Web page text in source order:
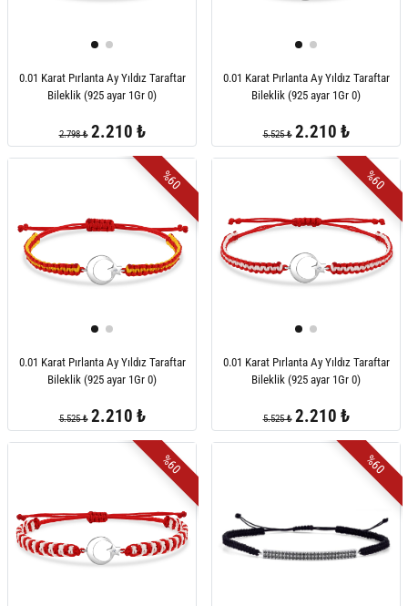
0.01 Karat Pırlanta Ay Yıldız Taraftar
Bileklik (925 ayar 1Gr 0)
2.798 ₺ 2.210 ₺
0.01 Karat Pırlanta Ay Yıldız Taraftar
Bileklik (925 ayar 1Gr 0)
5.525 ₺ 2.210 ₺
%60
0.01 Karat Pırlanta Ay Yıldız Taraftar
Bileklik (925 ayar 1Gr 0)
5.525 ₺ 2.210 ₺
%60
0.01 Karat Pırlanta Ay Yıldız Taraftar
Bileklik (925 ayar 1Gr 0)
5.525 ₺ 2.210 ₺
%60 %60